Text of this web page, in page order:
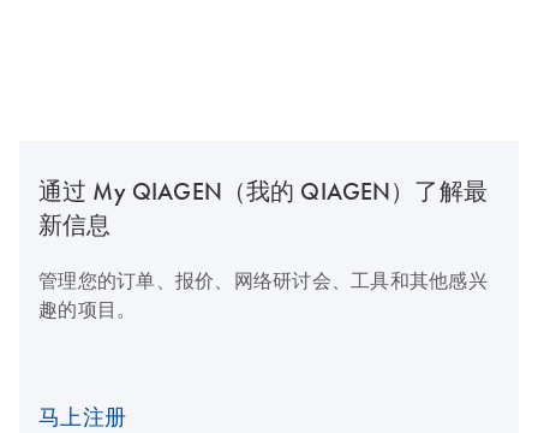
通过 My QIAGEN（我的 QIAGEN）了解最
新信息
管理您的订单、报价、网络研讨会、工具和其他感兴
趣的项目。
马上注册